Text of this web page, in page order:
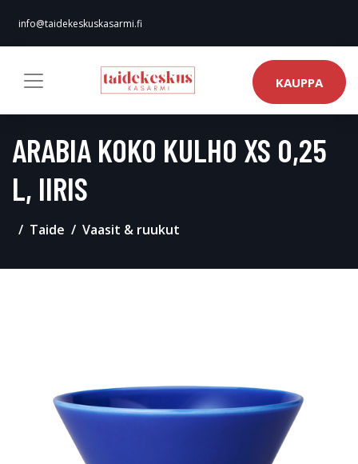
info@taidekeskuskasarmi.fi
KAUPPA
ARABIA KOKO KULHO XS 0,25
L, IIRIS
Taide Vaasit & ruukut